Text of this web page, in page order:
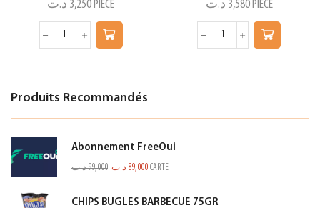
3,250 د.ت PIECE 3,580 د.ت PIECE
Produits Recommandés
Abonnement FreeOui
99,000د.ت 89,000 د.ت CARTE
CHIPS BUGLES BARBECUE 75GR